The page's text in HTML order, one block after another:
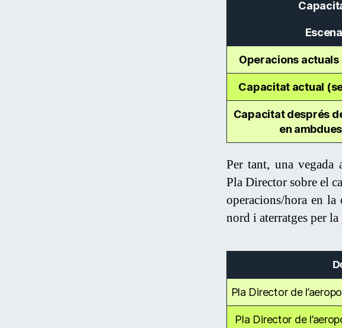
Operacions actuals
Capacitat actual
Capacitat després
en
Per tant, una vegada
Pla Director sobre el
operacions/hora en
nord i aterratges per
Pla Director de
Pla Director de